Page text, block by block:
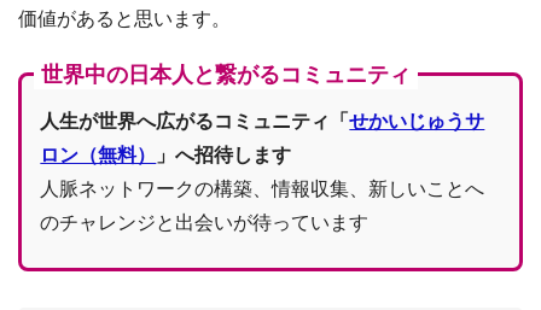
価値があると思います。
世界中の日本人と繋がるコミュニティ
人生が世界へ広がるコミュニティ「せかいじゅうサ
ロン（無料）
」へ招待します
人脈ネットワークの構築、情報収集、新しいことへ
のチャレンジと出会いが待っています